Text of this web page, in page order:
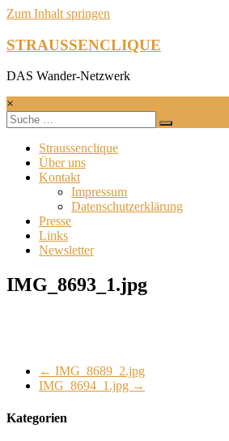
Zum Inhalt springen
STRAUSSENCLIQUE
DAS Wander-Netzwerk
×
Straussenclique
Über uns
Kontakt
Impressum
Datenschutzerklärung
Presse
Links
Newsletter
IMG_8693_1.jpg
← IMG_8689_2.jpg
IMG_8694_1.jpg →
Kategorien